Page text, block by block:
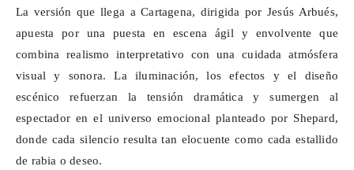
La versión que llega a Cartagena, dirigida por Jesús Arbués,
apuesta por una puesta en escena ágil y envolvente que
combina realismo interpretativo con una cuidada atmósfera
visual y sonora. La iluminación, los efectos y el diseño
escénico refuerzan la tensión dramática y sumergen al
espectador en el universo emocional planteado por Shepard,
donde cada silencio resulta tan elocuente como cada estallido
de rabia o deseo.